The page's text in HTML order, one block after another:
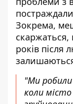
Зокрема,
років після
"Ми робили
коли